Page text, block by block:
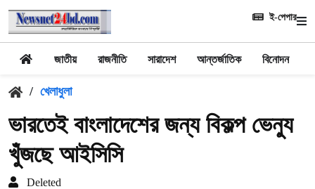
ই-পেপার
জাতীয় রাজনীতি সারাদেশ আন্তর্জাতিক বিনোদন
/ খেলাধুলা
ভারতেই বাংলাদেশের জন্য বিকল্প ভেন্যু
খুঁজছে আইসিসি
Deleted